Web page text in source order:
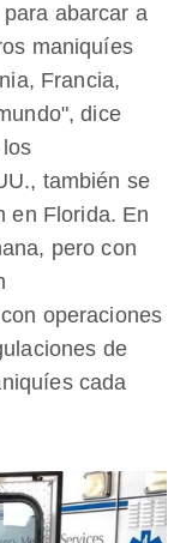
abarcar a
maniquíes
Francia,
dice
también se
en Florida. En
pero con
operaciones
de
cada